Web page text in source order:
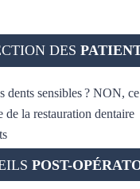
DES
dents sensibles ? NON,
de la restauration dentaire
POST-